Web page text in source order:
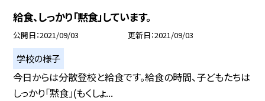
給食、しっかり「黙食」しています。
公開日 2021/09/03 更新日 2021/09/03
学校の様子
今日からは分散登校と給食です。給食の時間、子どもたちは
しっかり「黙食」(もくしょ...